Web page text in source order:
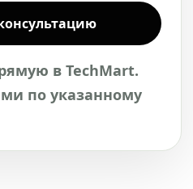
в TechMart.
по указанному